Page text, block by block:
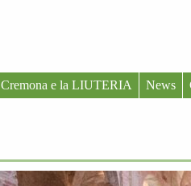
Cremona e la LIUTERIA News